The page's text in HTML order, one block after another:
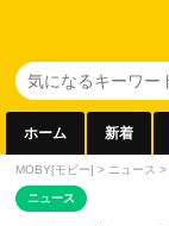
ホーム 新着
MOBY[モビー] > ニュース >
ニュース